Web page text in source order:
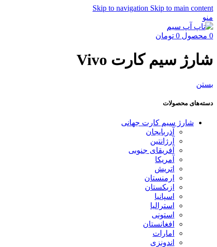
Skip to navigation Skip to main content
منو
0 محصول 0 تومان
شارژ سیم کارت Vivo
بستن
دسته‌های محصولات
شارژ سیم کارت جهانی
آذربایجان
آرژانتین
آفریقای جنوبی
آمریکا
اتریش
ارمنستان
ازبکستان
اسپانیا
استرالیا
استونی
افغانستان
امارات
اندونزی